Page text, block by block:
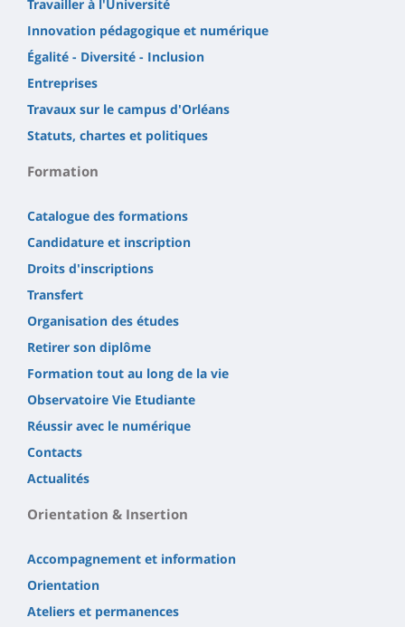
Travailler à l'Université
Innovation pédagogique et numérique
Égalité - Diversité - Inclusion
Entreprises
Travaux sur le campus d'Orléans
Statuts, chartes et politiques
Formation
Catalogue des formations
Candidature et inscription
Droits d'inscriptions
Transfert
Organisation des études
Retirer son diplôme
Formation tout au long de la vie
Observatoire Vie Etudiante
Réussir avec le numérique
Contacts
Actualités
Orientation & Insertion
Accompagnement et information
Orientation
Ateliers et permanences